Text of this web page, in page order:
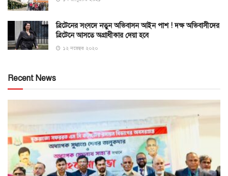
ব্রিটেনের সংসদে নতুন অভিবাসন আইন পাশ ! দক্ষ অভিবাসীদের
ব্রিটেনে আসতে অগ্রাধীকার দেয়া হবে
১২ নভেম্বর ২০২০
Recent News